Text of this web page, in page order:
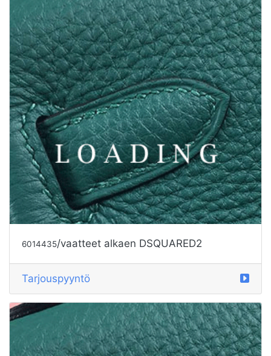
6014435 /vaatteet alkaen DSQUARED2